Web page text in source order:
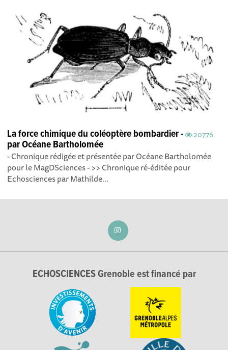
20776
La force chimique du coléoptère bombardier -
par Océane Bartholomée
- Chronique rédigée et présentée par Océane Bartholomée
pour le MagDSciences - >> Chronique ré-éditée pour
Echosciences par Mathilde...
ECHOSCIENCES Grenoble est financé par